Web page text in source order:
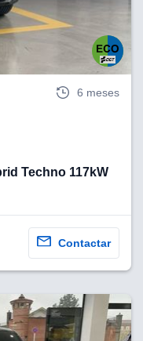
6 meses
Techno 117kW
Contactar